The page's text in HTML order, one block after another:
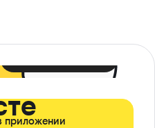
приложении